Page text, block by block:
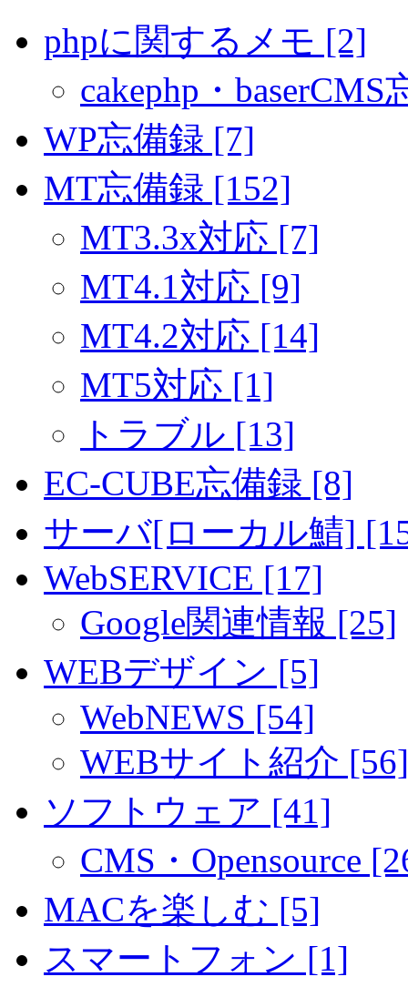
phpに関するメモ [2]
cakephp・baserCMS
WP忘備録 [7]
MT忘備録 [152]
MT3.3x対応 [7]
MT4.1対応 [9]
MT4.2対応 [14]
MT5対応 [1]
トラブル [13]
EC-CUBE忘備録 [8]
サーバ[ローカル鯖]
WebSERVICE [17]
Google関連情報 [25]
WEBデザイン [5]
WebNEWS [54]
WEBサイト紹介 [56]
ソフトウェア [41]
CMS・Opensource
MACを楽しむ [5]
スマートフォン [1]